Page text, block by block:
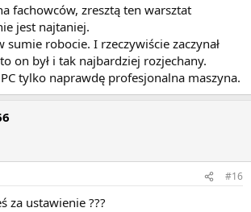
fachowców, zresztą ten warsztat
jest najtaniej.
sumie robocie. I rzeczywiście zaczynał
on był i tak najbardziej rozjechany.
tylko naprawdę profesjonalna maszyna.
#16
za ustawienie ???